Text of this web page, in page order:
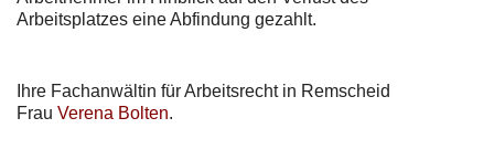
Arbeitsplatzes eine Abfindung gezahlt.
Ihre Fachanwältin für Arbeitsrecht in Remscheid
Frau Verena Bolten.